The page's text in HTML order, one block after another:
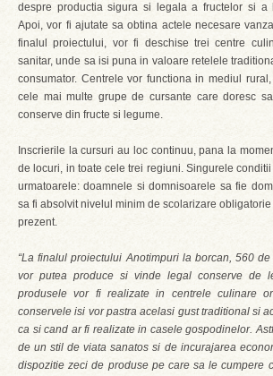
despre productia sigura si legala a fructelor si a
Apoi, vor fi ajutate sa obtina actele necesare
finalul proiectului, vor fi deschise trei centre
sanitar, unde sa isi puna in valoare retelele
consumator. Centrele vor functiona in mediul
cele mai multe grupe de cursante care doresc
conserve din fructe si legume.
Inscrierile la cursuri au loc continuu, pana la
de locuri, in toate cele trei regiuni. Singurele
urmatoarele: doamnele si domnisoarele sa fie
sa fi absolvit nivelul minim de scolarizare
prezent.
“La finalul proiectului Anotimpuri la borcan, 560
vor putea produce si vinde legal conserve de
produsele vor fi realizate in centrele culinare
conservele isi vor pastra acelasi gust traditional si
ca si cand ar fi realizate in casele gospodinelor.
de un stil de viata sanatos si de incurajarea
dispozitie zeci de produse pe care sa le cumpere